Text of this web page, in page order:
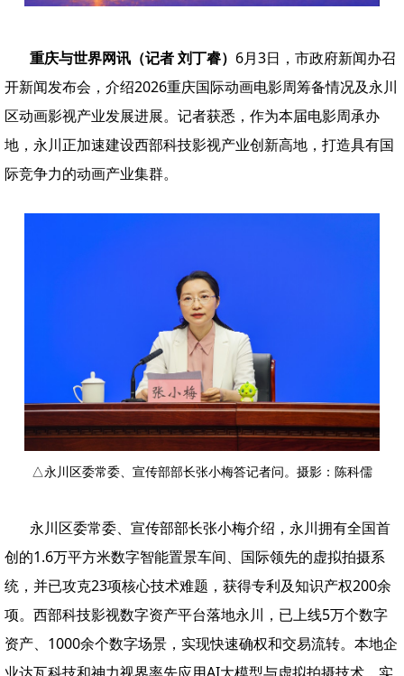
重庆与世界网讯（记者 刘丁睿） 6月3日，市政府新闻办召
开新闻发布会，介绍2026重庆国际动画电影周筹备情况及永川
区动画影视产业发展进展。记者获悉，作为本届电影周承办
地，永川正加速建设西部科技影视产业创新高地，打造具有国
际竞争力的动画产业集群。
△永川区委常委、宣传部部长张小梅答记者问。摄影：陈科儒
永川区委常委、宣传部部长张小梅介绍，永川拥有全国首
创的1.6万平方米数字智能置景车间、国际领先的虚拟拍摄系
统，并已攻克23项核心技术难题，获得专利及知识产权200余
项。西部科技影视数字资产平台落地永川，已上线5万个数字
资产、1000余个数字场景，实现快速确权和交易流转。本地企